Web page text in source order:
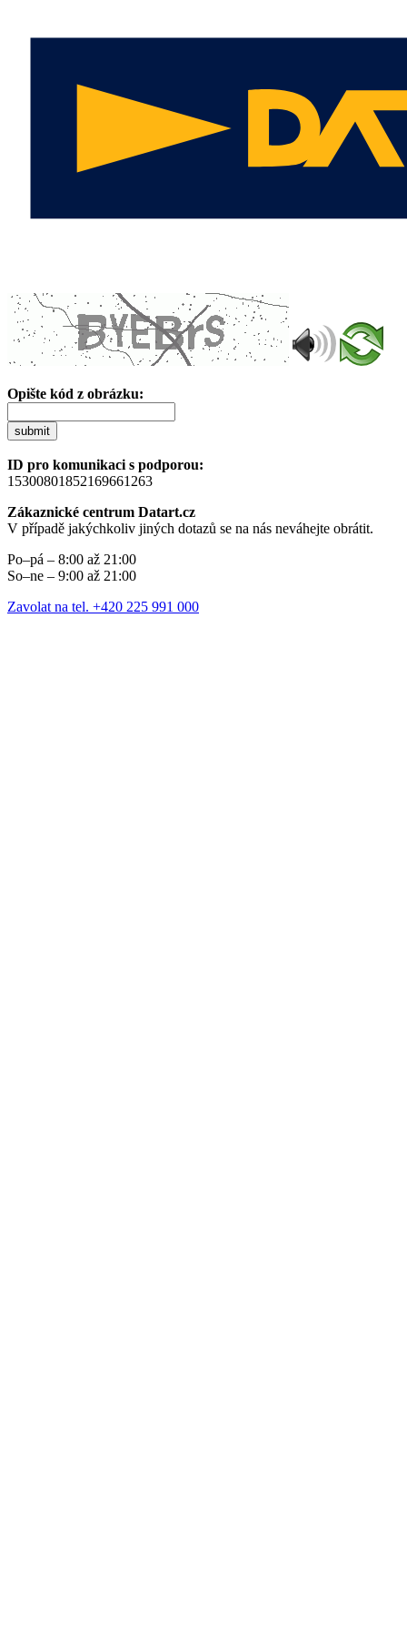
Opište kód z obrázku:
submit
ID pro komunikaci s podporou:
15300801852169661263
Zákaznické centrum Datart.cz
V případě jakýchkoliv jiných dotazů se na nás neváhejte obrátit.
Po–pá – 8:00 až 21:00
So–ne – 9:00 až 21:00
Zavolat na tel. +420 225 991 000